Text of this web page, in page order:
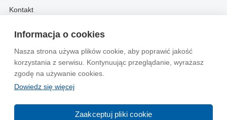
Informacja o cookies
Nasza strona używa plików cookie, aby poprawić jakość
korzystania z serwisu. Kontynuując przeglądanie, wyrażasz
zgodę na używanie cookies.
Dowiedz się więcej
Zaakceptuj pliki cookie
Kontakt
Information in English:
About
Advertise
Contact